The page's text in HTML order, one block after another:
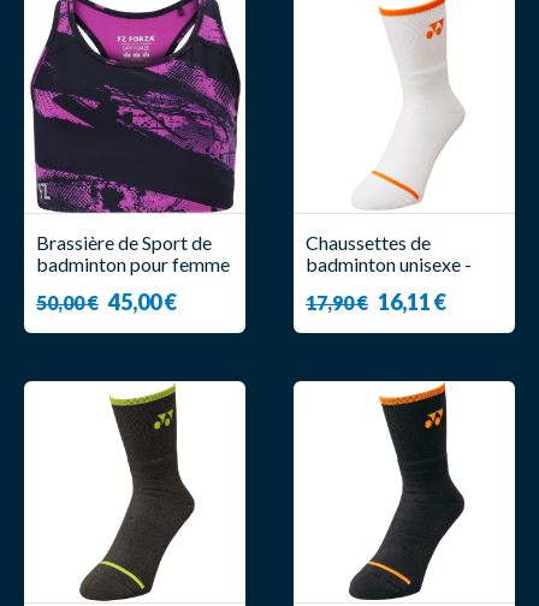
Brassière de Sport de
badminton pour femme
50,00 € 45,00 €
Chaussettes de
badminton unisexe -
Axelsen Blanc/Orange -
Yonex
17,90 € 16,11 €